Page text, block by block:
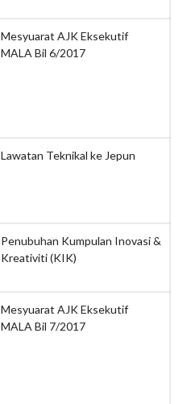
February 2021
January 2021
April 2020
December 2019
November 2019
September 2019
Mesyuarat AJK Eksekutif
MALA Bil 6/2017
Lawatan Teknikal ke Jepun
Penubuhan Kumpulan Inovasi &
Kreativiti (KIK)
Mesyuarat AJK Eksekutif
MALA Bil 7/2017